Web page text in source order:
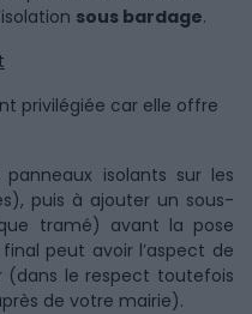
sous bardage.
privilégiée car elle offre
isolants sur les
puis à ajouter un sous-
tramé) avant la pose
peut avoir l’aspect de
(dans le respect toutefois
de votre mairie).